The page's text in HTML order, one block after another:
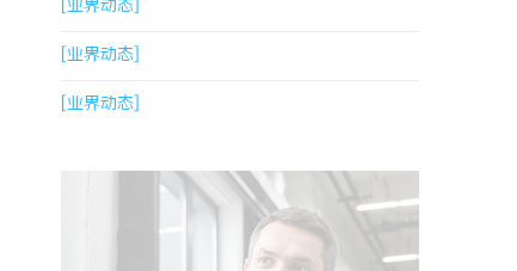
[业界动态]
[业界动态]
[业界动态]